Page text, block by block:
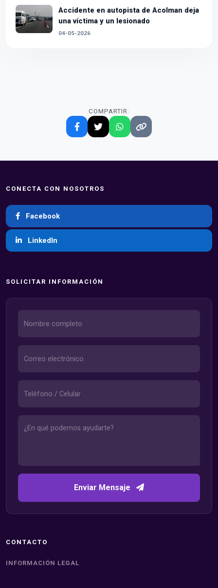
Accidente en autopista de Acolman deja
una víctima y un lesionado
04-05-2026
COMPARTIR:
CONECTA CON NOSOTROS
Facebook
LinkedIn
SOLICITAR INFORMACIÓN
Enviar Mensaje
CONTACTO
INFORMACIÓN LEGAL